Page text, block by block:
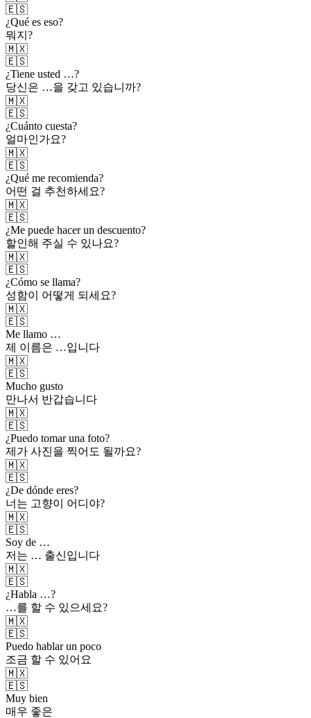
🇪🇸
¿Qué es eso?
뭐지?
🇲🇽
🇪🇸
¿Tiene usted …?
당신은 …을 갖고 있습니까?
🇲🇽
🇪🇸
¿Cuánto cuesta?
얼마인가요?
🇲🇽
🇪🇸
¿Qué me recomienda?
어떤 걸 추천하세요?
🇲🇽
🇪🇸
¿Me puede hacer un descuento?
할인해 주실 수 있나요?
🇲🇽
🇪🇸
¿Cómo se llama?
성함이 어떻게 되세요?
🇲🇽
🇪🇸
Me llamo …
제 이름은 …입니다
🇲🇽
🇪🇸
Mucho gusto
만나서 반갑습니다
🇲🇽
🇪🇸
¿Puedo tomar una foto?
제가 사진을 찍어도 될까요?
🇲🇽
🇪🇸
¿De dónde eres?
너는 고향이 어디야?
🇲🇽
🇪🇸
Soy de …
저는 … 출신입니다
🇲🇽
🇪🇸
¿Habla …?
…를 할 수 있으세요?
🇲🇽
🇪🇸
Puedo hablar un poco
조금 할 수 있어요
🇲🇽
🇪🇸
Muy bien
매우 좋은